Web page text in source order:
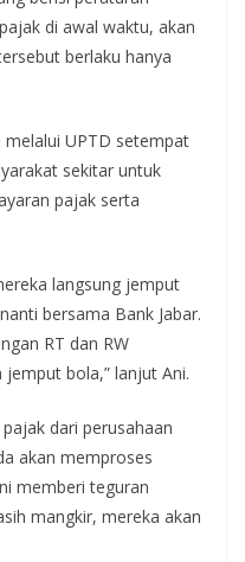
di awal waktu, akan
berlaku hanya
melalui UPTD setempat
sekitar untuk
pajak serta
langsung jemput
bersama Bank Jabar.
RT dan RW
bola,” lanjut Ani.
dari perusahaan
akan memproses
memberi teguran
mangkir, mereka akan